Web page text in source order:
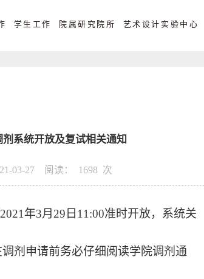
学生工作 院属研究院所 艺术设计实验中心
系统开放及复试相关通知
03-27 阅读： 1698 次
年3月29日 11 :00准时开放，系统关
剂申请前务必仔细阅读学院调剂通